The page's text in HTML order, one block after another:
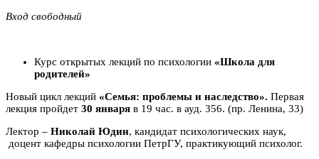
Вход свободный
Курс открытых лекций по психологии «Школа для
родителей»
Новый цикл лекций «Семья: проблемы и наследство». Первая
лекция пройдет 30 января в 19 час. в ауд. 356. (пр. Ленина, 33)
Лектор – Николай Юдин, кандидат психологических наук,
доцент кафедры психологии ПетрГУ, практикующий психолог.